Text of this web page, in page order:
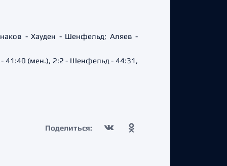
- Хауден - Шенфельд; Аляев -
41:40 (мен.), 2:2 - Шенфельд - 44:31,
Поделиться: